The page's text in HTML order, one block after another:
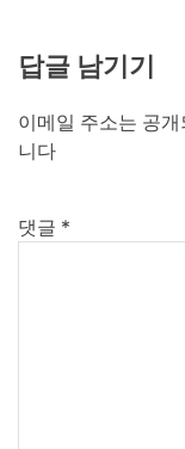
답글 남기기
이메일 주소는 공
니다
댓글 *